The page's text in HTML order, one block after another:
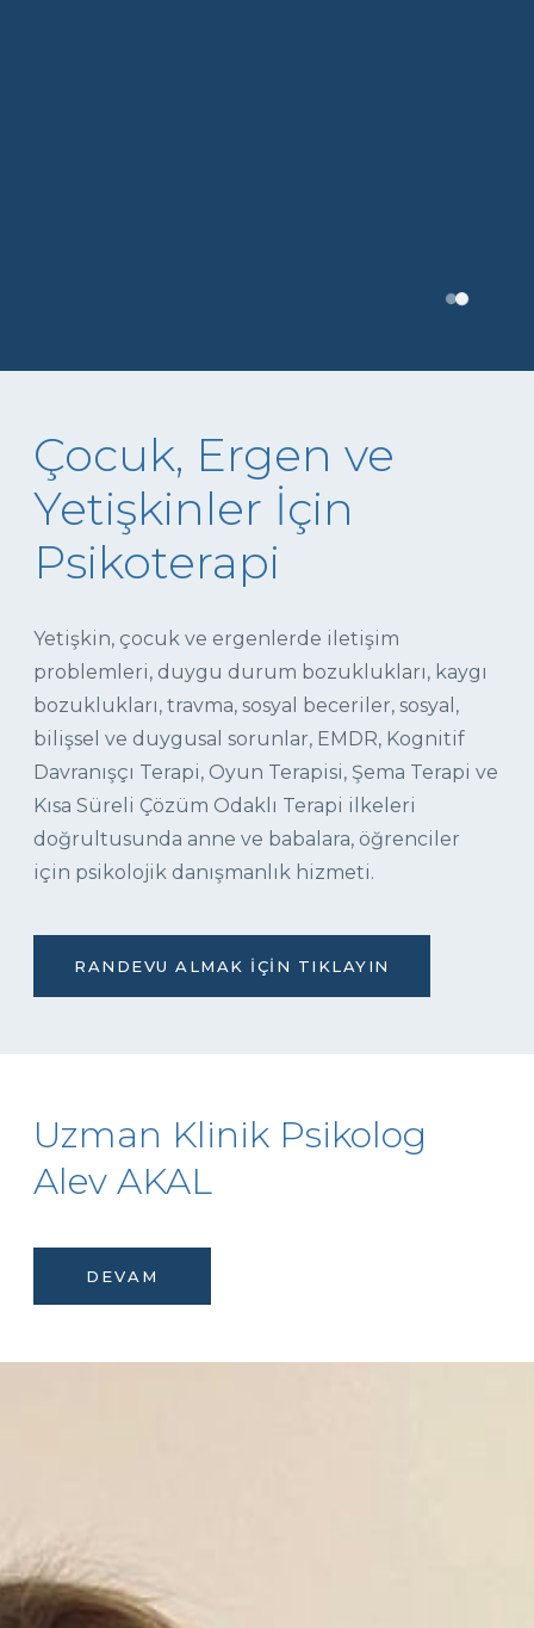
Çocuk, Ergen ve
Yetişkinler İçin
Psikoterapi
Yetişkin, çocuk ve ergenlerde iletişim
problemleri, duygu durum bozuklukları, kaygı
bozuklukları, travma, sosyal beceriler, sosyal,
bilişsel ve duygusal sorunlar, EMDR, Kognitif
Davranışçı Terapi, Oyun Terapisi, Şema Terapi ve
Kısa Süreli Çözüm Odaklı Terapi ilkeleri
doğrultusunda anne ve babalara, öğrenciler
için psikolojik danışmanlık hizmeti.
RANDEVU ALMAK İÇIN TIKLAYIN
Uzman Klinik Psikolog
Alev AKAL
DEVAM